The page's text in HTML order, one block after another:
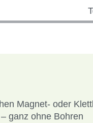
Magnet- oder
ganz ohne Bohren